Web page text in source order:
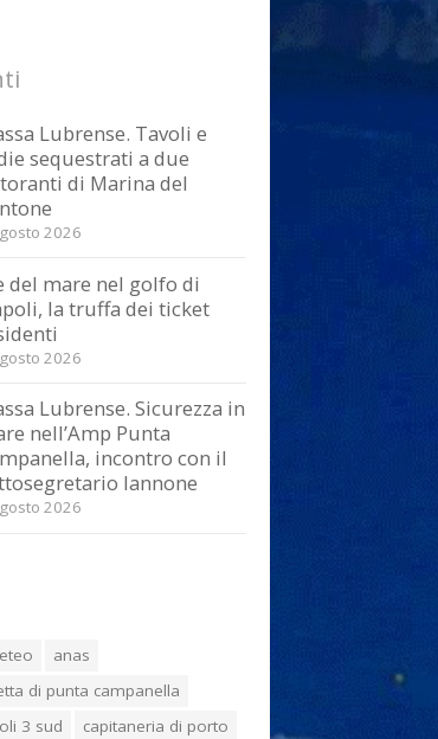
Lubrense. Tavoli e
sequestrati a due
di Marina del
2026
del mare nel golfo di
la truffa dei ticket
2026
Lubrense. Sicurezza in
nell’Amp Punta
incontro con il
Iannone
2026
anas
di punta campanella
3 sud
capitaneria di porto